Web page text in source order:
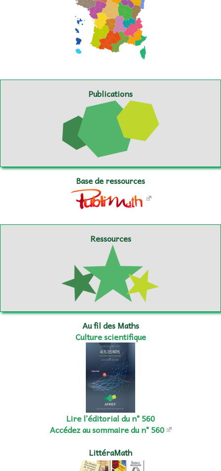
Publications
Base de ressources
Ressources
Au fil des Maths
Culture scientifique
Lire l’éditorial du n° 560
Accédez au sommaire du n° 560
LittéraMath